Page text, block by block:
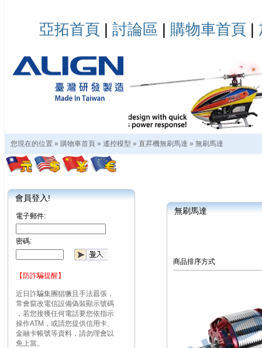
亞拓首頁 | 討論區 | 購物車首頁 |
您現在的位置 » 購物車首頁 » 遙控模型 » 直昇機無刷馬達 » 無刷馬達
會員登入!
電子郵件:
密碼:
【防詐騙提醒】
近日詐騙集團猖獗且手法囂張，
常會竄改電信設備偽裝顯示號碼
，若您接獲任何電話要您依指示
操作ATM，或請您提供信用卡、
金融卡帳號等資料，請勿理會以
免上當。
無刷馬達
商品排序方式